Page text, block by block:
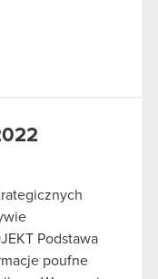
Podstawa
poufne